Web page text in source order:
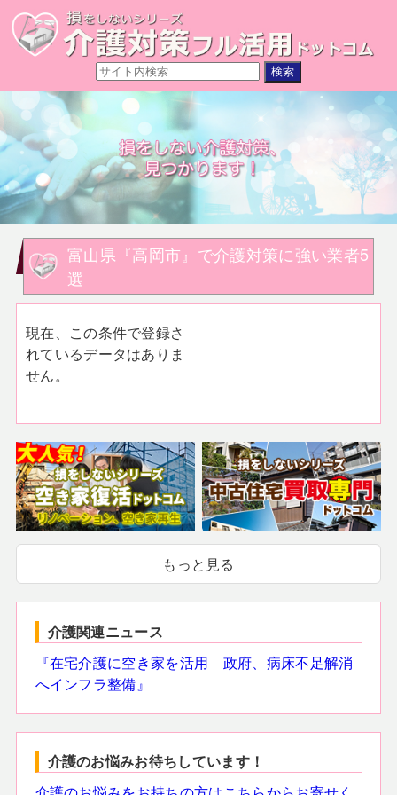
富山県『高岡市』で介護対策に強い業者5
選
現在、この条件で登録さ
れているデータはありま
せん。
もっと見る
介護関連ニュース
『在宅介護に空き家を活用 政府、病床不足解消
へインフラ整備』
介護のお悩みお待ちしています！